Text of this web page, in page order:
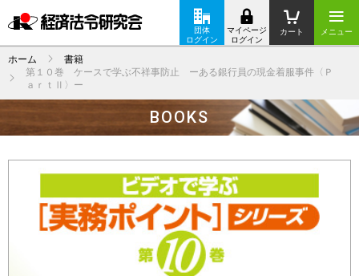
メニュー
カート
マイページ
ログイン
団体
ログイン
ホーム
書籍
第１０巻 ケースで学ぶ不祥事防止 ーある銀行員の現金着服事件〈Ｐ
ａｒｔⅡ〉ー
BOOKS